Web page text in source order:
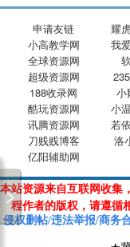
申请友链 耀
小高教学网
我
全球资源网
超级资源网
188收录网
小
酷玩资源网
小
讯腾资源网
若
刀贱贱博客
洛
亿阳辅助网
本站资源来自互联网收集
程作者的版权，请遵循
侵权删帖/违法举报/商务